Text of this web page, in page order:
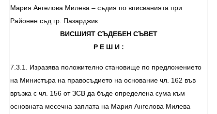
Мария Ангелова Милева – съдия по вписванията при
Районен съд гр. Пазарджик
ВИСШИЯТ СЪДЕБЕН СЪВЕТ
Р Е Ш И :
7.3.1. Изразява положително становище по предложението
на Министъра на правосъдието на основание чл. 162 във
връзка с чл. 156 от ЗСВ да бъде определена сума към
основната месечна заплата на Мария Ангелова Милева –